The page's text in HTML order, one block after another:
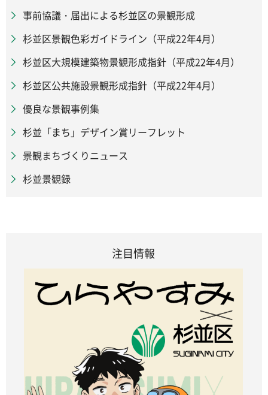
事前協議・届出による杉並区の景観形成
杉並区景観色彩ガイドライン（平成22年4月）
杉並区大規模建築物景観形成指針（平成22年4月）
杉並区公共施設景観形成指針（平成22年4月）
優良な景観事例集
杉並「まち」デザイン賞リーフレット
景観まちづくりニュース
杉並景観録
注目情報